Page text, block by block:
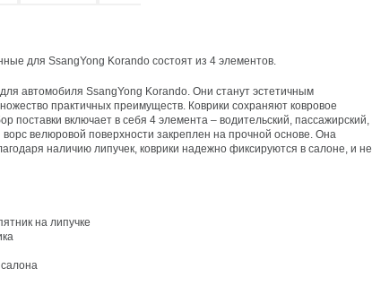
для SsangYong Korando состоят из 4 элементов.
автомобиля SsangYong Korando. Они станут эстетичным
практичных преимуществ. Коврики сохраняют ковровое
включает в себя 4 элемента – водительский, пассажирский,
велюровой поверхности закреплен на прочной основе. Она
наличию липучек, коврики надежно фиксируются в салоне, и не
на липучке